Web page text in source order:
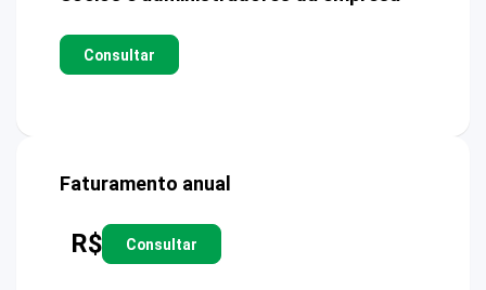
Consultar
Faturamento anual
R$ Consultar